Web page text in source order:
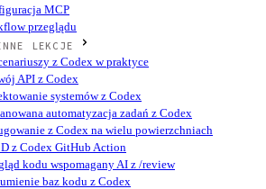
MCP
przeglądu
LEKCJE
z Codex w praktyce
API z Codex
systemów z Codex
automatyzacja zadań z Codex
z Codex na wielu powierzchniach
z Codex GitHub Action
kodu wspomagany AI z /review
baz kodu z Codex